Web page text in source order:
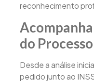
reconhecimento
do Processo
Desde a análise
pedido junto ao